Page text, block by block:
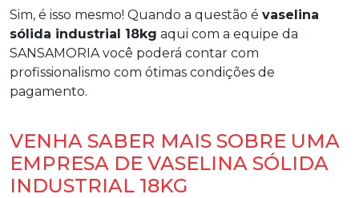
Sim, é isso mesmo! Quando a questão é vaselina
sólida industrial 18kg aqui com a equipe da
SANSAMORIA você poderá contar com
profissionalismo com ótimas condições de
pagamento.
VENHA SABER MAIS SOBRE UMA
EMPRESA DE VASELINA SÓLIDA
INDUSTRIAL 18KG